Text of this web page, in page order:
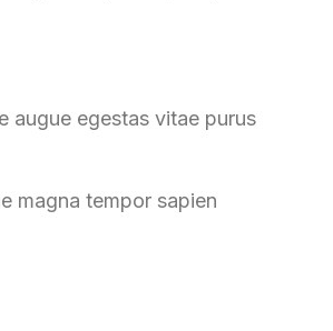
augue egestas vitae purus
magna tempor sapien